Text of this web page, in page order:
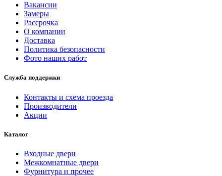
Вакансии
Замеры
Рассрочка
О компании
Доставка
Политика безопасности
Фото наших работ
Служба поддержки
Контакты и схема проезда
Производители
Акции
Каталог
Входные двери
Межкомнатные двери
Фурнитура и прочее